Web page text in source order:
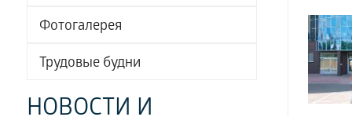
Фотогалерея
Трудовые будни
НОВОСТИ И